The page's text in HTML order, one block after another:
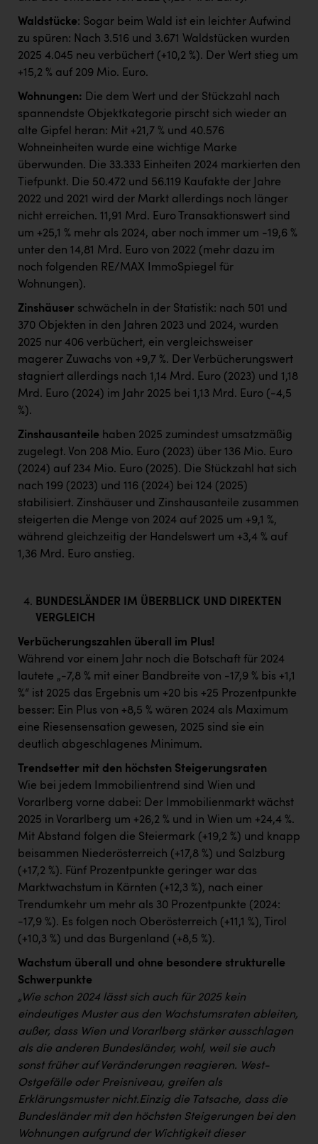
Waldstücke: Sogar beim Wald ist ein leichter Aufwind
zu spüren: Nach 3.516 und 3.671 Waldstücken wurden
2025 4.045 neu verbüchert (+10,2 %). Der Wert stieg um
+15,2 % auf 209 Mio. Euro.
Wohnungen: Die dem Wert und der Stückzahl nach
spannendste Objektkategorie pirscht sich wieder an
alte Gipfel heran: Mit +21,7 % und 40.576
Wohneinheiten wurde eine wichtige Marke
überwunden. Die 33.333 Einheiten 2024 markierten den
Tiefpunkt. Die 50.472 und 56.119 Kaufakte der Jahre
2022 und 2021 wird der Markt allerdings noch länger
nicht erreichen. 11,91 Mrd. Euro Transaktionswert sind
um +25,1 % mehr als 2024, aber noch immer um -19,6 %
unter den 14,81 Mrd. Euro von 2022 (mehr dazu im
noch folgenden RE/MAX ImmoSpiegel für
Wohnungen).
Zinshäuser schwächeln in der Statistik: nach 501 und
370 Objekten in den Jahren 2023 und 2024, wurden
2025 nur 406 verbüchert, ein vergleichsweiser
magerer Zuwachs von +9,7 %. Der Verbücherungswert
stagniert allerdings nach 1,14 Mrd. Euro (2023) und 1,18
Mrd. Euro (2024) im Jahr 2025 bei 1,13 Mrd. Euro (-4,5
%).
Zinshausanteile haben 2025 zumindest umsatzmäßig
zugelegt. Von 208 Mio. Euro (2023) über 136 Mio. Euro
(2024) auf 234 Mio. Euro (2025). Die Stückzahl hat sich
nach 199 (2023) und 116 (2024) bei 124 (2025)
stabilisiert. Zinshäuser und Zinshausanteile zusammen
steigerten die Menge von 2024 auf 2025 um +9,1 %,
während gleichzeitig der Handelswert um +3,4 % auf
1,36 Mrd. Euro anstieg.
BUNDESLÄNDER IM ÜBERBLICK UND DIREKTEN
VERGLEICH
Verbücherungszahlen überall im Plus!
Während vor einem Jahr noch die Botschaft für 2024
lautete „-7,8 % mit einer Bandbreite von -17,9 % bis +1,1
%“ ist 2025 das Ergebnis um +20 bis +25 Prozentpunkte
besser: Ein Plus von +8,5 % wären 2024 als Maximum
eine Riesensensation gewesen, 2025 sind sie ein
deutlich abgeschlagenes Minimum.
Trendsetter mit den höchsten Steigerungsraten
Wie bei jedem Immobilientrend sind Wien und
Vorarlberg vorne dabei: Der Immobilienmarkt wächst
2025 in Vorarlberg um +26,2 % und in Wien um +24,4 %.
Mit Abstand folgen die Steiermark (+19,2 %) und knapp
beisammen Niederösterreich (+17,8 %) und Salzburg
(+17,2 %). Fünf Prozentpunkte geringer war das
Marktwachstum in Kärnten (+12,3 %), nach einer
Trendumkehr um mehr als 30 Prozentpunkte (2024:
-17,9 %). Es folgen noch Oberösterreich (+11,1 %), Tirol
(+10,3 %) und das Burgenland (+8,5 %).
Wachstum überall und ohne besondere strukturelle
Schwerpunkte
„Wie schon 2024 lässt sich auch für 2025 kein
eindeutiges Muster aus den Wachstumsraten ableiten,
außer, dass Wien und Vorarlberg stärker ausschlagen
als die anderen Bundesländer, wohl, weil sie auch
sonst früher auf Veränderungen reagieren. West-
Ostgefälle oder Preisniveau, greifen als
Erklärungsmuster nicht.Einzig die Tatsache, dass die
Bundesländer mit den höchsten Steigerungen bei den
Wohnungen aufgrund der Wichtigkeit dieser